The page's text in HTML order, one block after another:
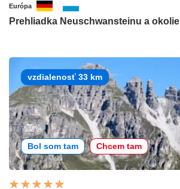
Európa
Prehliadka Neuschwansteinu a okolie
vzdialenosť 33 km
Bol som tam Chcem tam